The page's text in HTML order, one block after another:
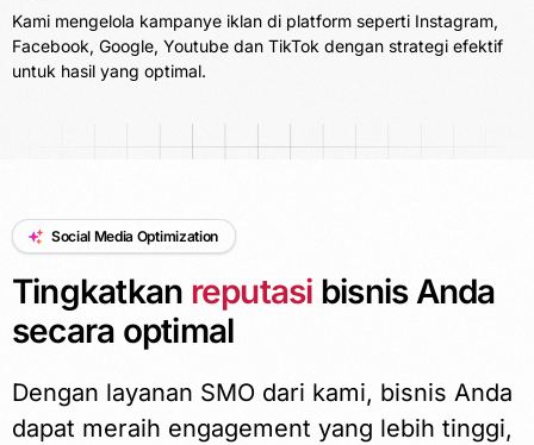
Kami mengelola kampanye iklan di platform seperti Instagram,
Facebook, Google, Youtube dan TikTok dengan strategi efektif
untuk hasil yang optimal.
Social Media Optimization
Tingkatkan reputasi bisnis Anda
secara optimal
Dengan layanan SMO dari kami, bisnis Anda
dapat meraih engagement yang lebih tinggi,